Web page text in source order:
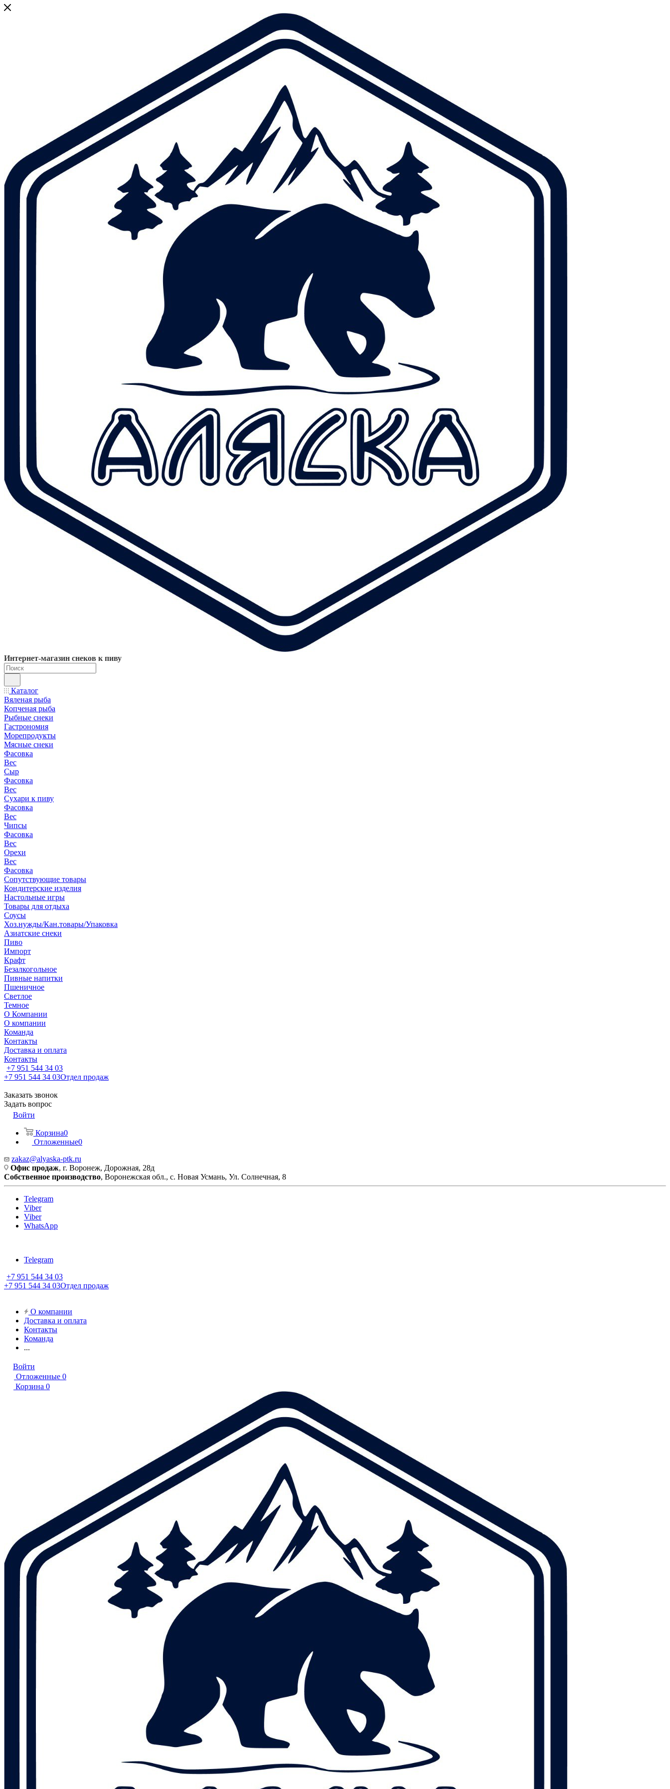
Интернет-магазин снеков к пиву
Каталог
Вяленая рыба
Копченая рыба
Рыбные снеки
Гастрономия
Морепродукты
Мясные снеки
Фасовка
Вес
Сыр
Фасовка
Вес
Сухари к пиву
Фасовка
Вес
Чипсы
Фасовка
Вес
Орехи
Вес
Фасовка
Сопутствующие товары
Кондитерские изделия
Настольные игры
Товары для отдыха
Соусы
Хоз.нужды/Кан.товары/Упаковка
Азиатские снеки
Пиво
Импорт
Крафт
Безалкогольное
Пивные напитки
Пшеничное
Светлое
Темное
О Компании
О компании
Команда
Контакты
Доставка и оплата
Контакты
+7 951 544 34 03
+7 951 544 34 03Отдел продаж
Заказать звонок
Задать вопрос
Войти
Корзина0
Отложенные0
zakaz@alyaska-ptk.ru
Офис продаж, г. Воронеж, Дорожная, 28д
Собственное производство, Воронежская обл., с. Новая Усмань, Ул. Солнечная, 8
Telegram
Viber
Viber
WhatsApp
Telegram
+7 951 544 34 03
+7 951 544 34 03Отдел продаж
О компании
Доставка и оплата
Контакты
Команда
...
Войти
Отложенные 0
Корзина 0